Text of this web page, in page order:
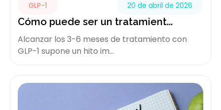
GLP-1 20 de abril de 2026
Cómo puede ser un tratamient...
Alcanzar los 3-6 meses de tratamiento con
GLP-1 supone un hito im...